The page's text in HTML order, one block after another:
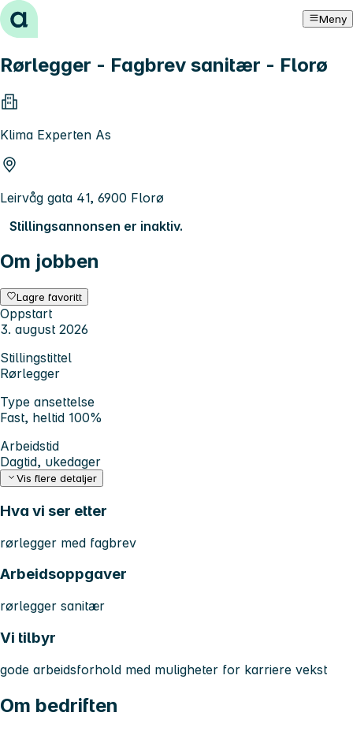
Hopp til innhold Meny
Rørlegger - Fagbrev sanitær - Florø
Klima Experten As
Leirvåg gata 41, 6900 Florø
Stillingsannonsen er inaktiv.
Om jobben
Lagre favoritt
Oppstart
3. august 2026
Stillingstittel
Rørlegger
Type ansettelse
Fast, heltid 100%
Arbeidstid
Dagtid, ukedager
Vis flere detaljer
Hva vi ser etter
rørlegger med fagbrev
Arbeidsoppgaver
rørlegger sanitær
Vi tilbyr
gode arbeidsforhold med muligheter for karriere vekst
Om bedriften